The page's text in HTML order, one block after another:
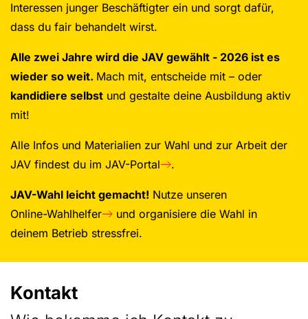
Interessen junger Beschäftigter ein und sorgt dafür,
dass du fair behandelt wirst.
Alle zwei Jahre wird die JAV gewählt - 2026 ist es
wieder so weit. Mach mit, entscheide mit – oder
kandidiere selbst und gestalte deine Ausbildung aktiv
mit!
Alle Infos und Materialien zur Wahl und zur Arbeit der
JAV findest du im JAV-Portal .
JAV-Wahl leicht gemacht! Nutze unseren
Online-Wahlhelfer
und organisiere die Wahl in
deinem Betrieb stressfrei.
Kontakt